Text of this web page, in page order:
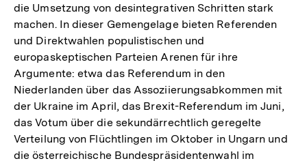
die Umsetzung von desintegrativen Schritten stark
machen. In dieser Gemengelage bieten Referenden
und Direktwahlen populistischen und
europaskeptischen Parteien Arenen für ihre
Argumente: etwa das Referendum in den
Niederlanden über das Assoziierungsabkommen mit
der Ukraine im April, das Brexit-Referendum im Juni,
das Votum über die sekundärrechtlich geregelte
Verteilung von Flüchtlingen im Oktober in Ungarn und
die österreichische Bundespräsidentenwahl im